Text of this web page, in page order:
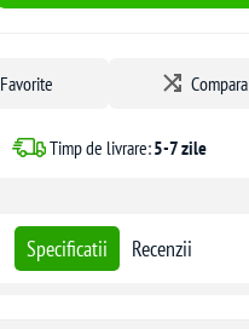
Favorite Compara
Timp de livrare:5-7 zile
Specificatii Recenzii